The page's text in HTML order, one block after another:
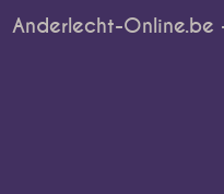
Anderlecht-Online.be